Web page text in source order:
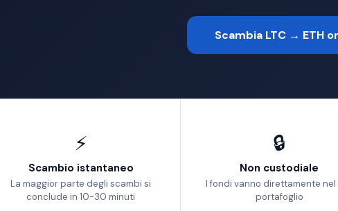
Scambia LTC → ETH
⚡
Scambio istantaneo
La maggior parte degli scambi si
conclude in 10-30 minuti
🔒
Non custodiale
I fondi vanno direttamente nel
portafoglio